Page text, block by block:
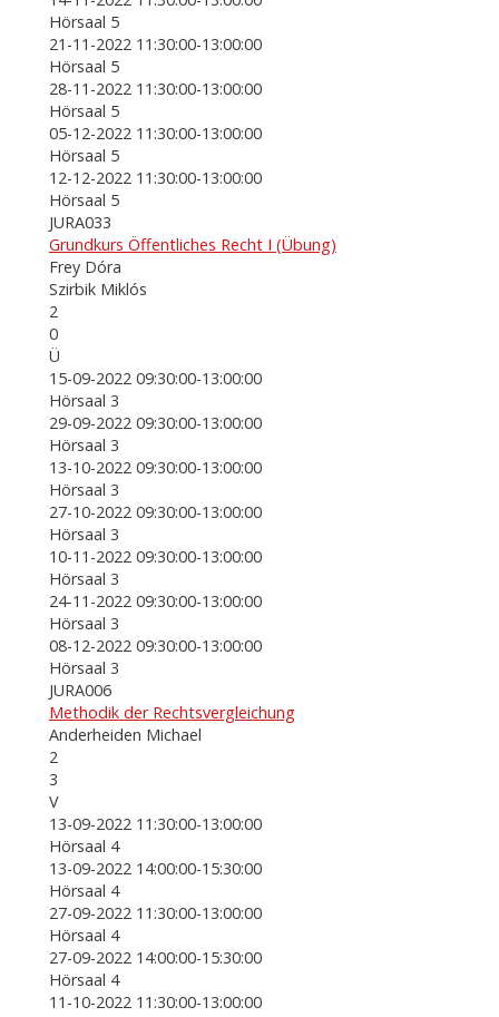
Hörsaal 5
21-11-2022 11:30:00-13:00:00
Hörsaal 5
28-11-2022 11:30:00-13:00:00
Hörsaal 5
05-12-2022 11:30:00-13:00:00
Hörsaal 5
12-12-2022 11:30:00-13:00:00
Hörsaal 5
JURA033
Grundkurs Öffentliches Recht I (Übung)
Frey Dóra
Szirbik Miklós
2
0
Ü
15-09-2022 09:30:00-13:00:00
Hörsaal 3
29-09-2022 09:30:00-13:00:00
Hörsaal 3
13-10-2022 09:30:00-13:00:00
Hörsaal 3
27-10-2022 09:30:00-13:00:00
Hörsaal 3
10-11-2022 09:30:00-13:00:00
Hörsaal 3
24-11-2022 09:30:00-13:00:00
Hörsaal 3
08-12-2022 09:30:00-13:00:00
Hörsaal 3
JURA006
Methodik der Rechtsvergleichung
Anderheiden Michael
2
3
V
13-09-2022 11:30:00-13:00:00
Hörsaal 4
13-09-2022 14:00:00-15:30:00
Hörsaal 4
27-09-2022 11:30:00-13:00:00
Hörsaal 4
27-09-2022 14:00:00-15:30:00
Hörsaal 4
11-10-2022 11:30:00-13:00:00